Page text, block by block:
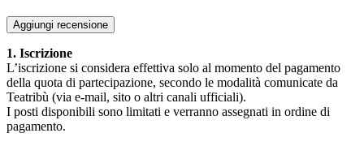
Aggiungi recensione
1. Iscrizione
L’iscrizione si considera effettiva solo al momento del pagamento
della quota di partecipazione, secondo le modalità comunicate da
Teatribù (via e-mail, sito o altri canali ufficiali).
I posti disponibili sono limitati e verranno assegnati in ordine di
pagamento.